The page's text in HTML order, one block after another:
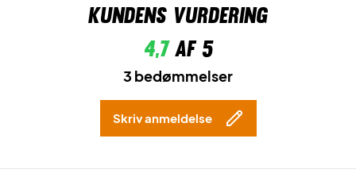
Kundens vurdering
4,7af 5
3 bedømmelser
Skriv anmeldelse